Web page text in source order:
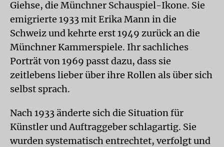
Giehse, die Münchner Schauspiel-Ikone. Sie
emigrierte 1933 mit Erika Mann in die
Schweiz und kehrte erst 1949 zurück an die
Münchner Kammerspiele. Ihr sachliches
Porträt von 1969 passt dazu, dass sie
zeitlebens lieber über ihre Rollen als über sich
selbst sprach.
Nach 1933 änderte sich die Situation für
Künstler und Auftraggeber schlagartig. Sie
wurden systematisch entrechtet, verfolgt und